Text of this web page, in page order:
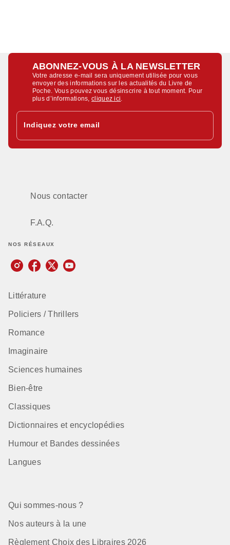
ABONNEZ-VOUS À LA NEWSLETTER
Votre adresse e-mail sera uniquement utilisée pour vous
envoyer des informations sur les actualités du Livre de
Poche. Vous pouvez vous désinscrire à tout moment. Pour
plus d’informations,cliquez ici
Indiquez votre email
Nous contacter
F.A.Q.
NOS RÉSEAUX
Littérature
Policiers / Thrillers
Romance
Imaginaire
Sciences humaines
Bien-être
Classiques
Dictionnaires et encyclopédies
Humour et Bandes dessinées
Langues
Qui sommes-nous ?
Nos auteurs à la une
Règlement Choix des Libraires 2026